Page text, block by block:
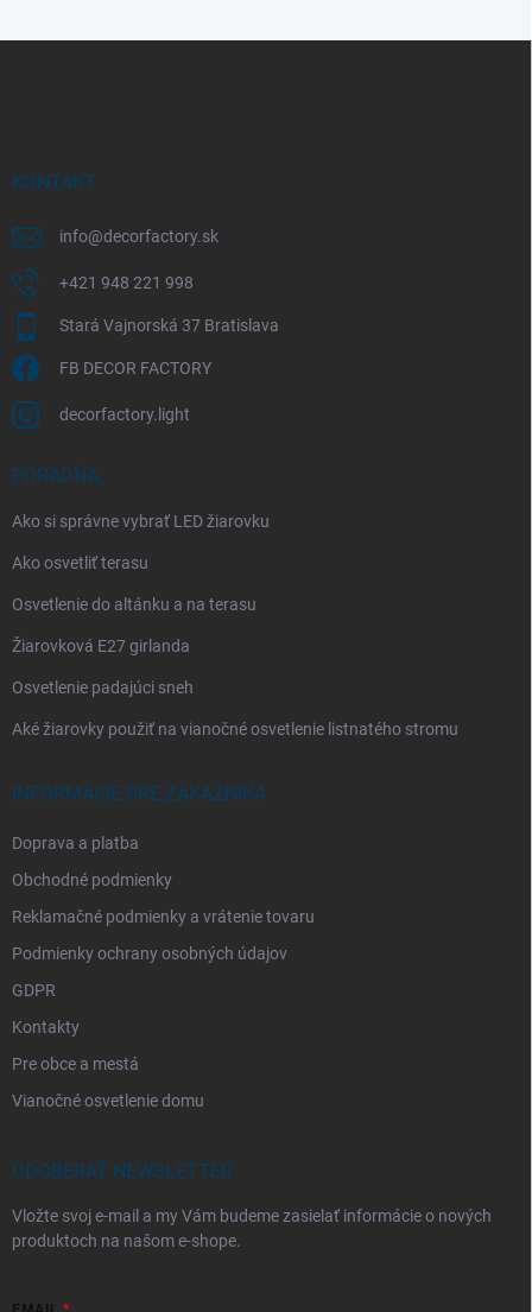
KONTAKT
info@decorfactory.sk
+421 948 221 998
Stará Vajnorská 37 Bratislava
FB DECOR FACTORY
decorfactory.light
PORADŇA
Ako si správne vybrať LED žiarovku
Ako osvetliť terasu
Osvetlenie do altánku a na terasu
Žiarovková E27 girlanda
Osvetlenie padajúci sneh
Aké žiarovky použiť na vianočné osvetlenie listnatého stromu
INFORMÁCIE PRE ZÁKAZNÍKA
Doprava a platba
Obchodné podmienky
Reklamačné podmienky a vrátenie tovaru
Podmienky ochrany osobných údajov
GDPR
Kontakty
Pre obce a mestá
Vianočné osvetlenie domu
ODOBERAŤ NEWSLETTER
Vložte svoj e-mail a my Vám budeme zasielať informácie o nových
produktoch na našom e-shope.